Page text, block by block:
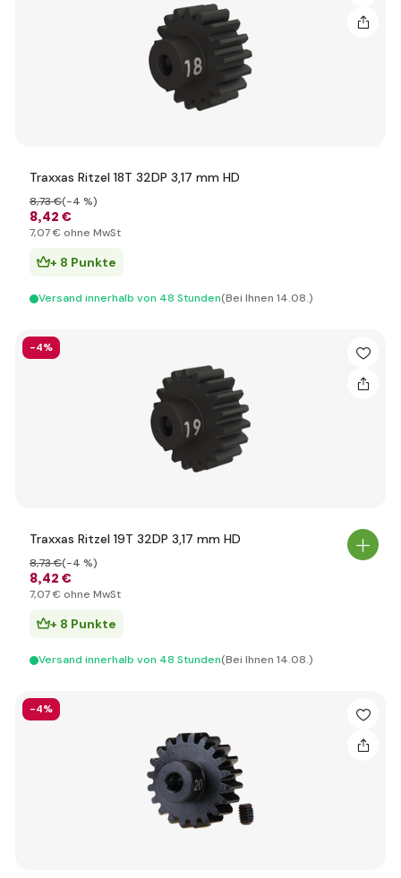
Traxxas Ritzel 18T 32DP 3,17 mm HD
8,42 €
8,73 €(-4 %)
7,07 € ohne MwSt
+ 8 Punkte
Versand innerhalb von 48 Stunden(Bei Ihnen 14.08.)
-4%
Traxxas Ritzel 19T 32DP 3,17 mm HD
8,42 €
8,73 €(-4 %)
7,07 € ohne MwSt
+ 8 Punkte
Versand innerhalb von 48 Stunden(Bei Ihnen 14.08.)
-4%